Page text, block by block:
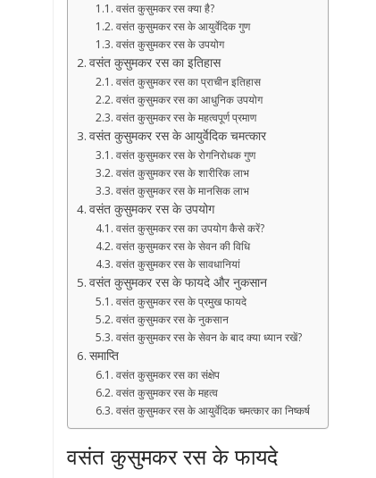
वसंत कुसुमकर रस क्या है?
वसंत कुसुमकर रस के आयुर्वेदिक गुण
वसंत कुसुमकर रस के उपयोग
वसंत कुसुमकर रस का इतिहास
वसंत कुसुमकर रस का प्राचीन इतिहास
वसंत कुसुमकर रस का आधुनिक उपयोग
वसंत कुसुमकर रस के महत्वपूर्ण प्रमाण
वसंत कुसुमकर रस के आयुर्वेदिक चमत्कार
वसंत कुसुमकर रस के रोगनिरोधक गुण
वसंत कुसुमकर रस के शारीरिक लाभ
वसंत कुसुमकर रस के मानसिक लाभ
वसंत कुसुमकर रस के उपयोग
वसंत कुसुमकर रस का उपयोग कैसे करें?
वसंत कुसुमकर रस के सेवन की विधि
वसंत कुसुमकर रस के सावधानियां
वसंत कुसुमकर रस के फायदे और नुकसान
वसंत कुसुमकर रस के प्रमुख फायदे
वसंत कुसुमकर रस के नुकसान
वसंत कुसुमकर रस के सेवन के बाद क्या ध्यान रखें?
समाप्ति
वसंत कुसुमकर रस का संक्षेप
वसंत कुसुमकर रस के महत्व
वसंत कुसुमकर रस के आयुर्वेदिक चमत्कार का निष्कर्ष
वसंत कुसुमकर रस के फायदे